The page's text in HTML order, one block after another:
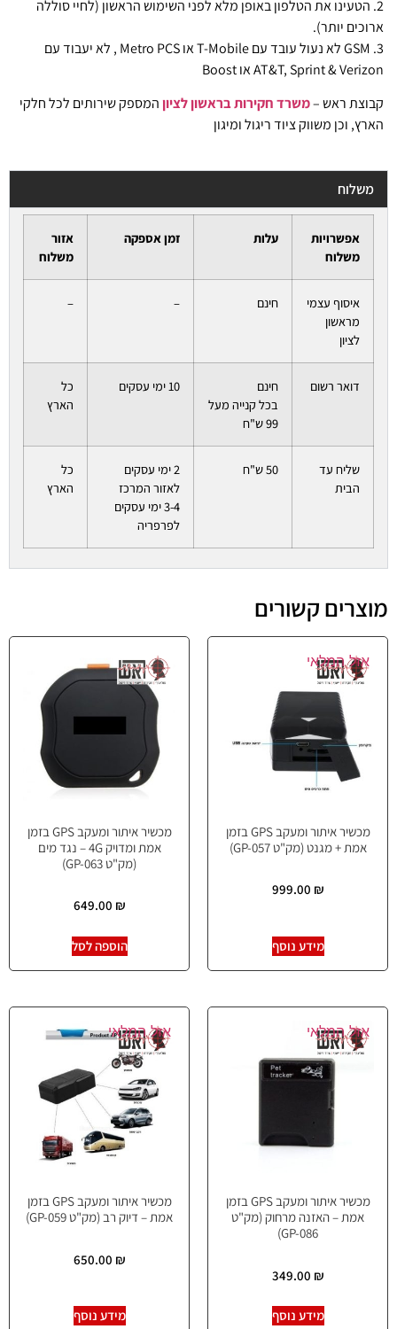
2. הטעינו את הטלפון באופן מלא לפני השימוש הראשון (לחיי סוללה
ארוכים יותר).
3. GSM לא נעול עובד עם T-Mobile או Metro PCS , לא יעבוד עם
AT&T, Sprint & Verizon או Boost
קבוצת ראש –משרד חקירות בראשון לציוןהמספק שירותים לכל חלקי
הארץ, וכן משווק ציוד ריגול ומיגון
משלוח
אפשרויות
משלוח
עלות זמן אספקה
אזור
משלוח
איסוף עצמי
מראשון
לציון
חינם –
–
דואר רשום
חינם
בכל קנייה מעל
99 ש"ח
10 ימי עסקים
כל
הארץ
שליח עד
הבית
50 ש"ח
2 ימי עסקים
לאזור המרכז
3-4 ימי עסקים
לפרפריה
כל
הארץ
מוצרים קשורים
אזל המלאי
מכשיר איתור ומעקב GPS בזמן
אמת + מגנט (מק"ט GP-057)
999.00 ₪
מידע נוסף
מכשיר איתור ומעקב GPS בזמן
אמת ומדויק 4G – נגד מים
(מק"ט GP-063)
649.00 ₪
הוספה לסל
אזל המלאי
מכשיר איתור ומעקב GPS בזמן
אמת – האזנה מרחוק (מק"ט
GP-086)
349.00 ₪
מידע נוסף
אזל המלאי
מכשיר איתור ומעקב GPS בזמן
אמת – דיוק רב (מק"ט GP-059)
650.00 ₪
מידע נוסף